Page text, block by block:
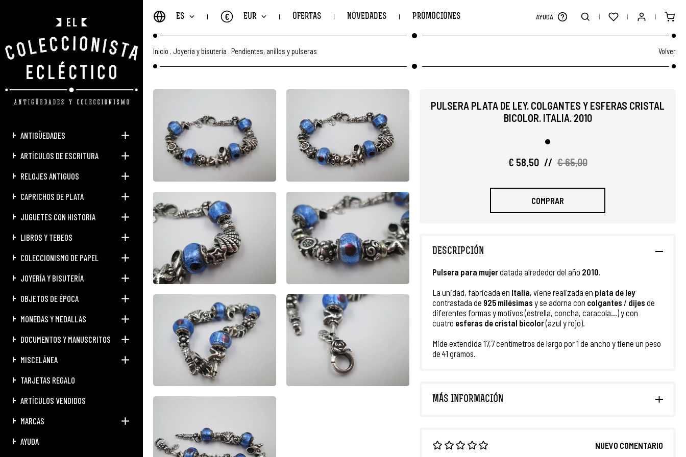
ANTIGÜEDADES
ARTÍCULOS DE ESCRITURA
RELOJES ANTIGUOS
CAPRICHOS DE PLATA
JUGUETES CON HISTORIA
LIBROS Y TEBEOS
COLECCIONISMO DE PAPEL
JOYERÍA Y BISUTERÍA
OBJETOS DE ÉPOCA
MONEDAS Y MEDALLAS
DOCUMENTOS Y MANUSCRITOS
MISCELÁNEA
TARJETAS REGALO
ARTÍCULOS VENDIDOS
MARCAS
AYUDA
ES EUR
€ OFERTAS NOVEDADES PROMOCIONES AYUDA
Inicio Joyería y bisutería Pendientes, anillos y pulseras Volver
PULSERA PLATA DE LEY. COLGANTES Y ESFERAS CRISTAL
BICOLOR. ITALIA. 2010
€ 58,50 // € 65,00
COMPRAR
DESCRIPCIÓN
Pulsera para mujerdatada alrededor del año 2010.
La unidad, fabricada en Italia, viene realizada en plata de ley
contrastada de 925 milésimas y se adorna con colgantes / dijes de
diferentes formas y motivos (estrella, concha, caracola...) y con
cuatro esferas de cristal bicolor(azul y rojo).
Mide extendida 17,7 centímetros de largo por 1 de ancho y tiene un peso
de 41 gramos.
MÁS INFORMACIÓN
NUEVO COMENTARIO